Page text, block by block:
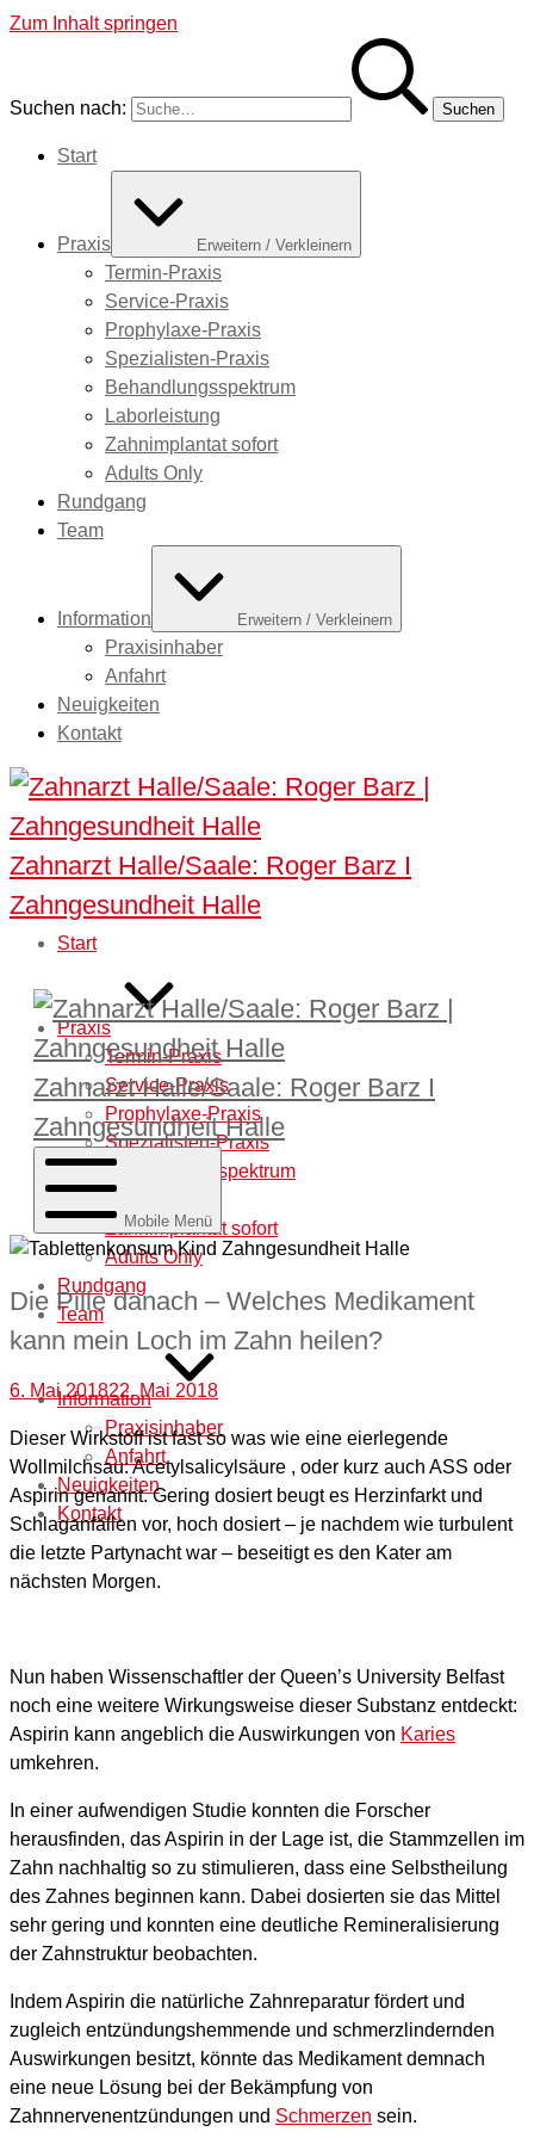
Zum Inhalt springen
Suchen nach:
Start
Praxis Erweitern / Verkleinern
Termin-Praxis
Service-Praxis
Prophylaxe-Praxis
Spezialisten-Praxis
Behandlungsspektrum
Laborleistung
Zahnimplantat sofort
Adults Only
Rundgang
Team
Information Erweitern / Verkleinern
Praxisinhaber
Anfahrt
Neuigkeiten
Kontakt
Zahnarzt Halle/Saale: Roger Barz I
Zahngesundheit Halle
Start
Praxis
Termin-Praxis
Service-Praxis
Prophylaxe-Praxis
Spezialisten-Praxis
Behandlungsspektrum
Zahnimplantat sofort
Adults Only
Rundgang
Team
Information
Praxisinhaber
Anfahrt
Neuigkeiten
Kontakt
Zahnarzt Halle/Saale: Roger Barz I
Zahngesundheit Halle
Mobile Menü
Die Pille danach – Welches Medikament
kann mein Loch im Zahn heilen?
6. Mai 201822. Mai 2018
Dieser Wirkstoff ist fast so was wie eine eierlegende
Wollmilchsau: Acetylsalicylsäure , oder kurz auch ASS oder
Aspirin genannt. Gering dosiert beugt es Herzinfarkt und
Schlaganfällen vor, hoch dosiert – je nachdem wie turbulent
die letzte Partynacht war – beseitigt es den Kater am
nächsten Morgen.
Nun haben Wissenschaftler der Queen’s University Belfast
noch eine weitere Wirkungsweise dieser Substanz entdeckt:
Aspirin kann angeblich die Auswirkungen von Karies
umkehren.
In einer aufwendigen Studie konnten die Forscher
herausfinden, das Aspirin in der Lage ist, die Stammzellen im
Zahn nachhaltig so zu stimulieren, dass eine Selbstheilung
des Zahnes beginnen kann. Dabei dosierten sie das Mittel
sehr gering und konnten eine deutliche Remineralisierung
der Zahnstruktur beobachten.
Indem Aspirin die natürliche Zahnreparatur fördert und
zugleich entzündungshemmende und schmerzlindernden
Auswirkungen besitzt, könnte das Medikament demnach
eine neue Lösung bei der Bekämpfung von
Zahnnervenentzündungen und Schmerzen sein.